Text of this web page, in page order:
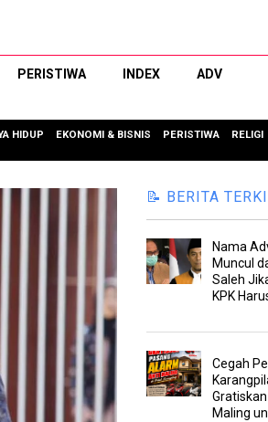
PERISTIWA INDEX ADV
HIDUP EKONOMI & BISNIS PERISTIWA RELIGI
📝 BERITA
Nama
Muncul
Saleh
KPK
Cegah
Maling